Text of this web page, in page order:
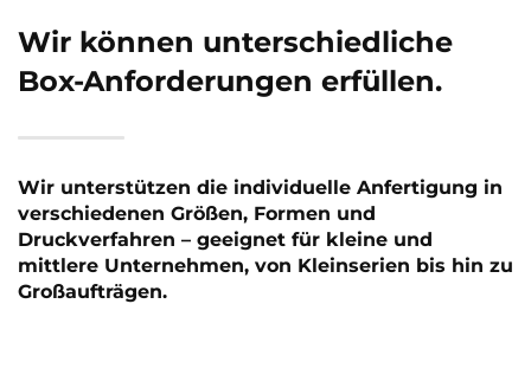
Wir können unterschiedliche
Box-Anforderungen erfüllen.
Wir unterstützen die individuelle Anfertigung in
verschiedenen Größen, Formen und
Druckverfahren – geeignet für kleine und
mittlere Unternehmen, von Kleinserien bis hin zu
Großaufträgen.